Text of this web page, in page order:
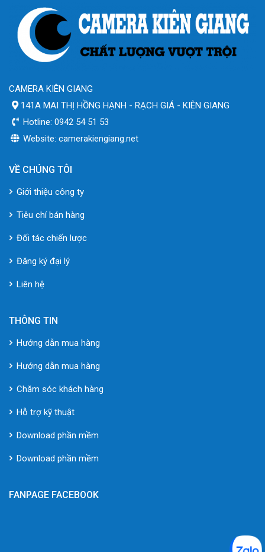
CAMERA KIÊN GIANG
141A MAI THỊ HỒNG HẠNH - RẠCH GIÁ - KIÊN GIANG
Hotline: 0942 54 51 53
Website: camerakiengiang.net
VỀ CHÚNG TÔI
Giới thiệu công ty
Tiêu chí bán hàng
Đối tác chiến lược
Đăng ký đại lý
Liên hệ
THÔNG TIN
Hướng dẫn mua hàng
Hướng dẫn mua hàng
Chăm sóc khách hàng
Hỗ trợ kỹ thuật
Download phần mềm
Download phần mềm
FANPAGE FACEBOOK